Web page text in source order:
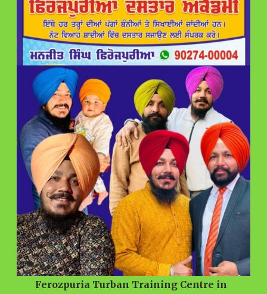
Ferozpuria Turban Training Centre in